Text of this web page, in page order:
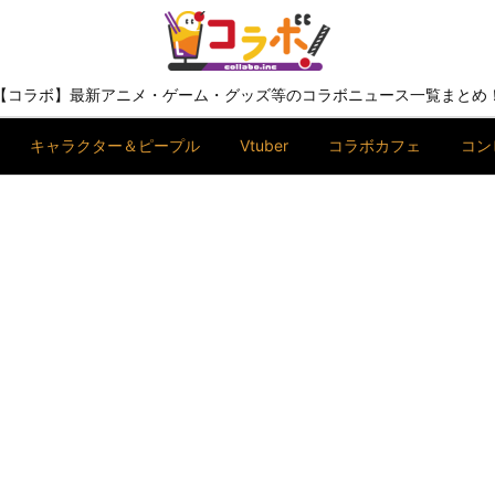
【コラボ】最新アニメ・ゲーム・グッズ等のコラボニュース一覧まとめ！
キャラクター＆ピープル Vtuber コラボカフェ コ